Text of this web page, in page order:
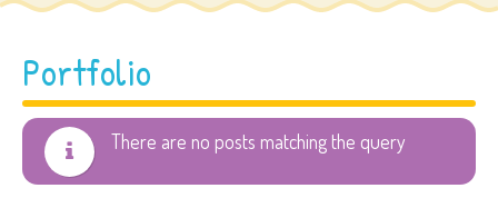
Portfolio
There are no posts matching the query